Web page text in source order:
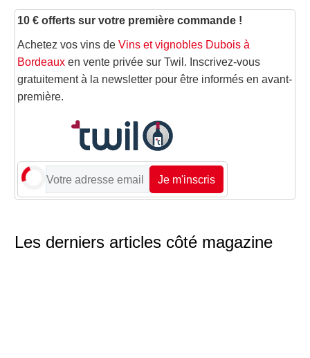
10 € offerts sur votre première commande !
Achetez vos vins de Vins et vignobles Dubois à
Bordeaux en vente privée sur Twil. Inscrivez-vous
gratuitement à la newsletter pour être informés en avant-
première.
Je m'inscris
Les derniers articles côté magazine